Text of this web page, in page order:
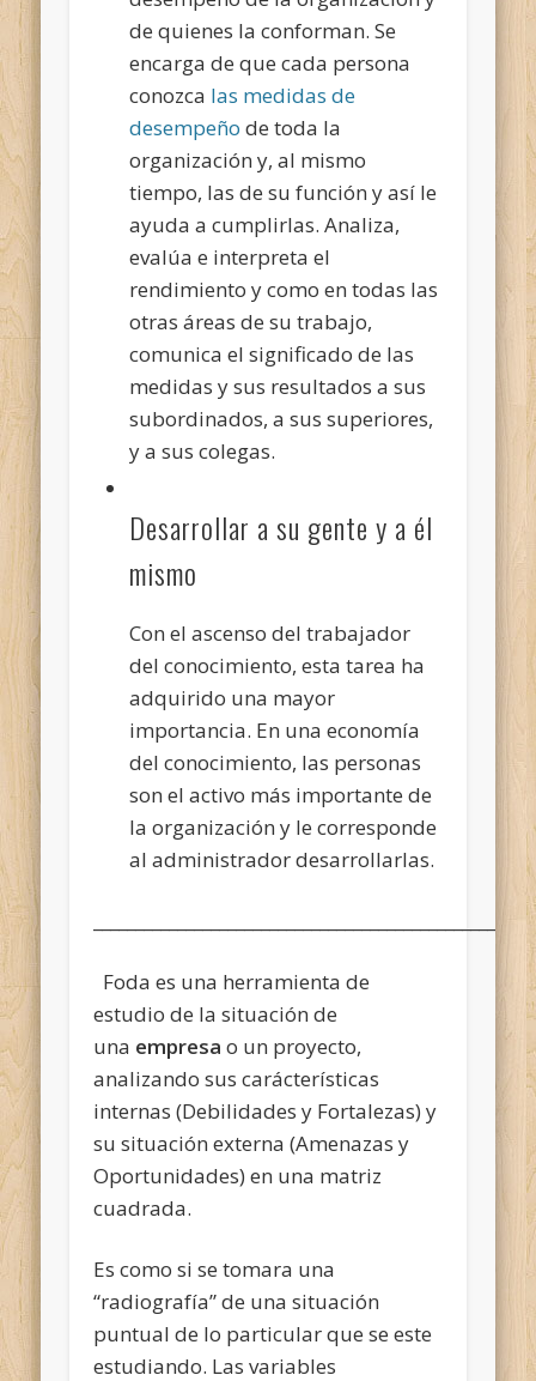
de quienes la conforman. Se
encarga de que cada persona
conozca las medidas de
desempeño de toda la
organización y, al mismo
tiempo, las de su función y así le
ayuda a cumplirlas. Analiza,
evalúa e interpreta el
rendimiento y como en todas las
otras áreas de su trabajo,
comunica el significado de las
medidas y sus resultados a sus
subordinados, a sus superiores,
y a sus colegas.
Desarrollar a su gente y a él
mismo
Con el ascenso del trabajador
del conocimiento, esta tarea ha
adquirido una mayor
importancia. En una economía
del conocimiento, las personas
son el activo más importante de
la organización y le corresponde
al administrador desarrollarlas.
Foda es una herramienta de
estudio de la situación de
una empresa o un proyecto,
analizando sus carácterísticas
internas (Debilidades y Fortalezas) y
su situación externa (Amenazas y
Oportunidades) en una matriz
cuadrada.
Es como si se tomara una
“radiografía” de una situación
puntual de lo particular que se este
estudiando. Las variables